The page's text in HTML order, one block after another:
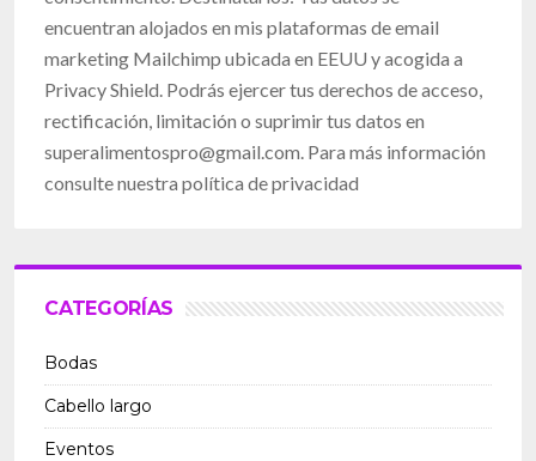
encuentran alojados en mis plataformas de email
marketing Mailchimp ubicada en EEUU y acogida a
Privacy Shield. Podrás ejercer tus derechos de acceso,
rectificación, limitación o suprimir tus datos en
superalimentospro@gmail.com . Para más información
consulte nuestra política de privacidad
CATEGORÍAS
Bodas
Cabello largo
Eventos